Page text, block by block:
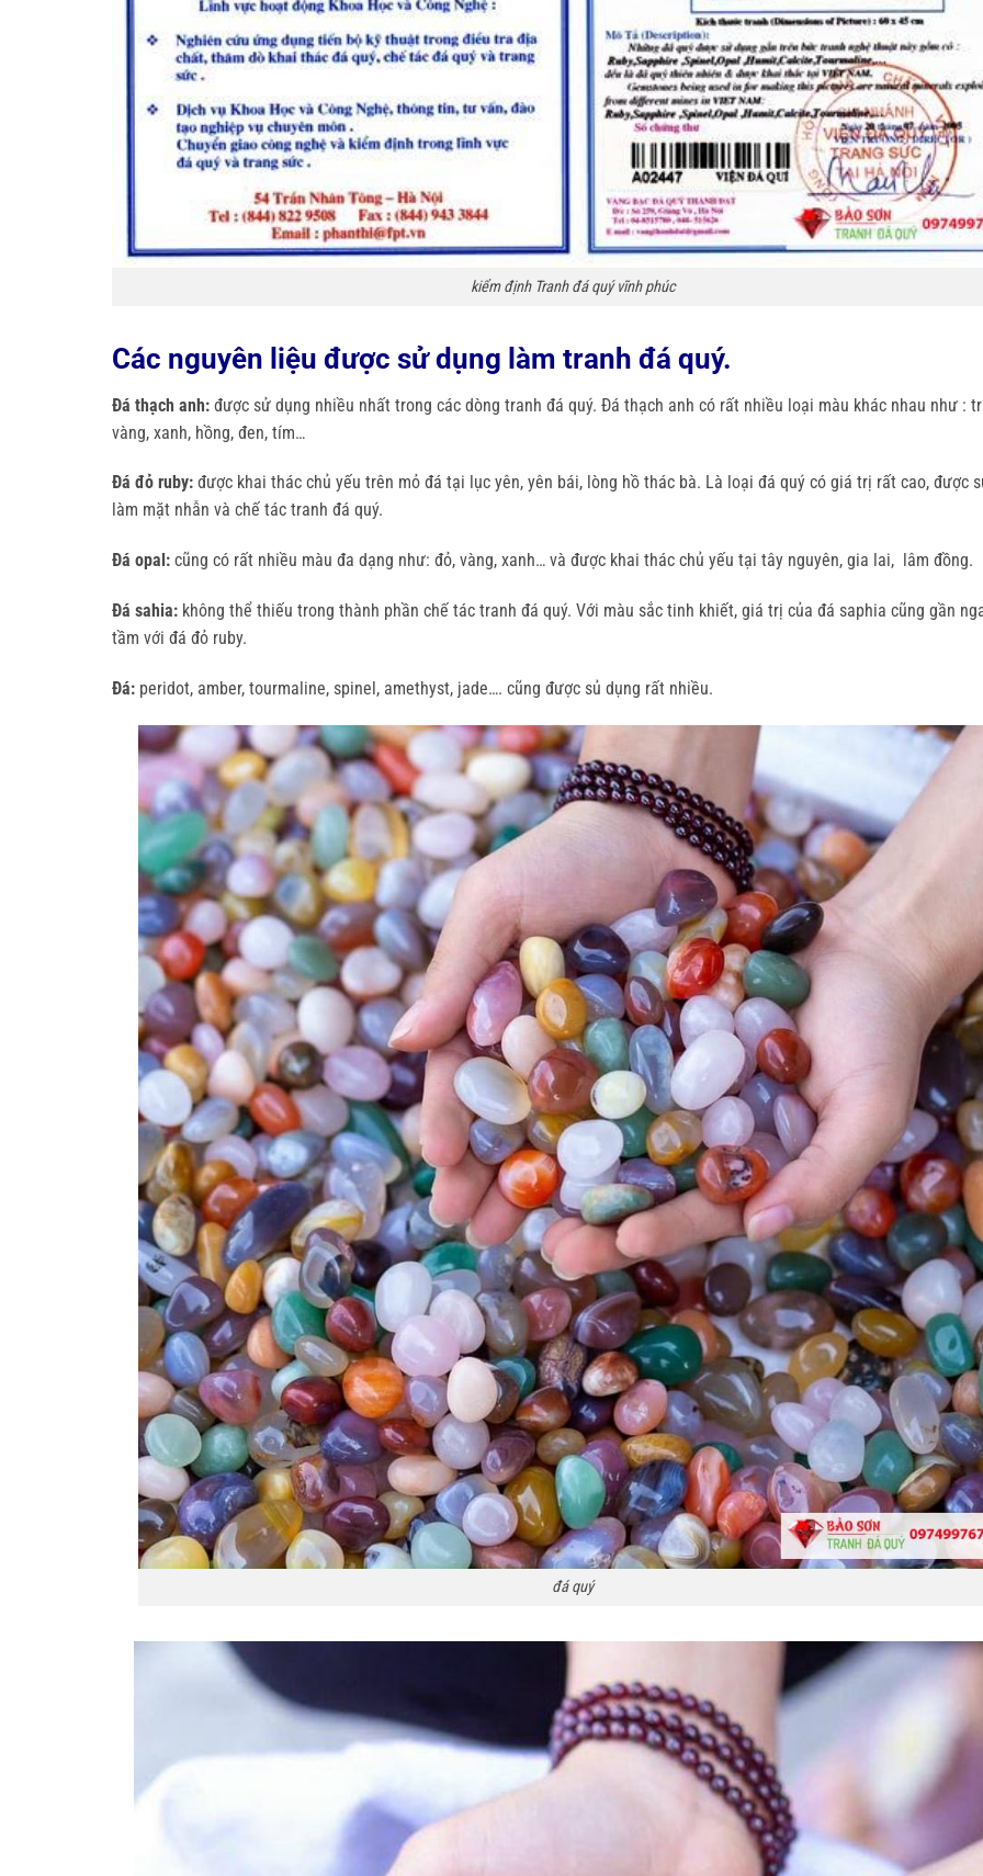
kiểm định Tranh đá quý vĩnh phúc
Các nguyên liệu được sử dụng làm tranh đá quý.
Đá thạch anh: được sử dụng nhiều nhất trong các dòng tranh đá quý. Đá thạch anh có rất nhiều loại màu khác nhau như :
vàng, xanh, hồng, đen, tím…
Đá đỏ ruby: được khai thác chủ yếu trên mỏ đá tại lục yên, yên bái, lòng hồ thác bà. Là loại đá quý có giá trị rất cao, được
làm mặt nhẫn và chế tác tranh đá quý.
Đá opal: cũng có rất nhiều màu đa dạng như: đỏ, vàng, xanh… và được khai thác chủ yếu tại tây nguyên, gia lai, lâm đồng.
Đá sahia: không thể thiếu trong thành phần chế tác tranh đá quý. Với màu sắc tinh khiết, giá trị của đá saphia cũng gần
tầm với đá đỏ ruby.
Đá: peridot, amber, tourmaline, spinel, amethyst, jade…. cũng được sủ dụng rất nhiều.
đá quý